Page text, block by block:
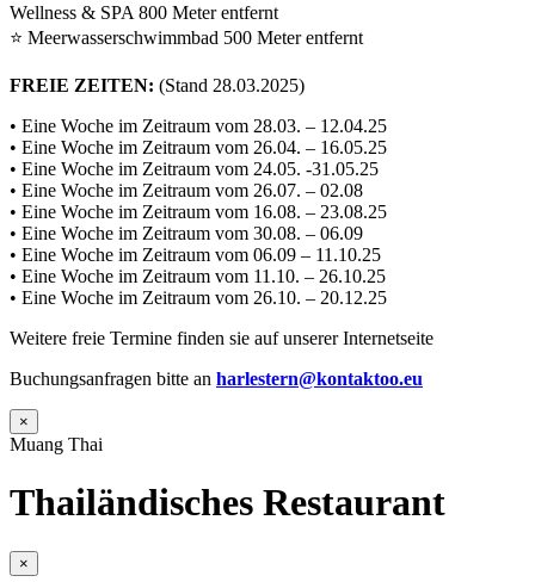
Wellness & SPA 800 Meter entfernt
⭐ Meerwasserschwimmbad 500 Meter entfernt
FREIE ZEITEN: (Stand 28.03.2025)
• Eine Woche im Zeitraum vom 28.03. – 12.04.25
• Eine Woche im Zeitraum vom 26.04. – 16.05.25
• Eine Woche im Zeitraum vom 24.05. -31.05.25
• Eine Woche im Zeitraum vom 26.07. – 02.08
• Eine Woche im Zeitraum vom 16.08. – 23.08.25
• Eine Woche im Zeitraum vom 30.08. – 06.09
• Eine Woche im Zeitraum vom 06.09 – 11.10.25
• Eine Woche im Zeitraum vom 11.10. – 26.10.25
• Eine Woche im Zeitraum vom 26.10. – 20.12.25
Weitere freie Termine finden sie auf unserer Internetseite
Buchungsanfragen bitte an harlestern@kontaktoo.eu
×
Muang Thai
Thailändisches Restaurant
×